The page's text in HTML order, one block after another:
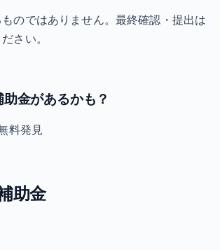
のではありません。最終確認・提出は
さい。
金があるかも？
料発見
助金